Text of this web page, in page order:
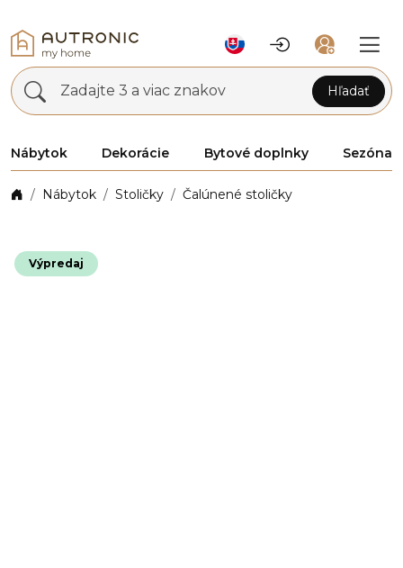
Zadajte 3 a viac znakov Hľadať
Nábytok Dekorácie Bytové doplnky Sezóna
Nábytok Stoličky Čalúnené stoličky
Výpredaj